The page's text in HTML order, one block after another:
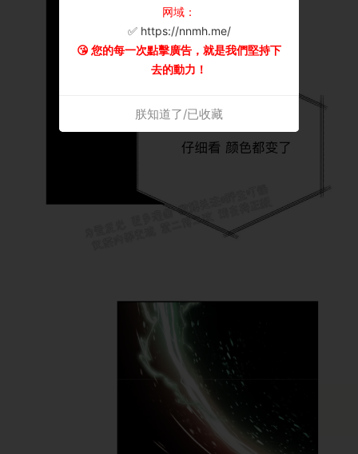
网域：
✅ https://nnmh.me/
😘 您的每一次點擊廣告，就是我們堅持下
去的動力！
朕知道了/已收藏